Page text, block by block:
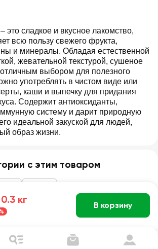
это сладкое и вкусное лакомство,
всю пользу свежего фрукта,
и минералы. Обладая естественной
жевательной текстурой, сушеное
выбором для полезного
употреблять в чистом виде или
каши и выпечку для придания
Содержит антиоксиданты,
систему и дарит природную
идеальной закуской для людей,
образ жизни.
с этим товаром
0.3 кг В корзину